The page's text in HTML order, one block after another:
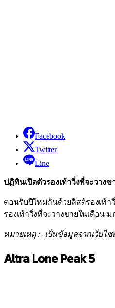
Facebook
Twitter
Line
ปฏิทินเปิดตัวรองเท้าวิ่งที่จะวาง
ตอนรับปีใหม่กันด้วยลิสต์รองเท้า
รองเท้าวิ่งที่จะวางขายในเดือน
หมายเหตุ :- เป็นข้อมูลจากเว็บไซ
Altra Lone Peak 5